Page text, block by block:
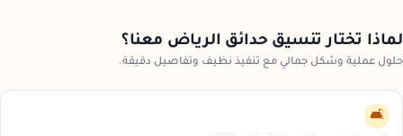
والنوافير ، خبرة لسنوات ، ضمان
حقيقي ، افضل شركة تنسيق حدائق
الرياض.
لماذا تختار تنسيق حدائق الرياض معنا؟
حلول عملية وشكل جمالي مع تنفيذ نظيف وتفاصيل دقيقة.
🛋️